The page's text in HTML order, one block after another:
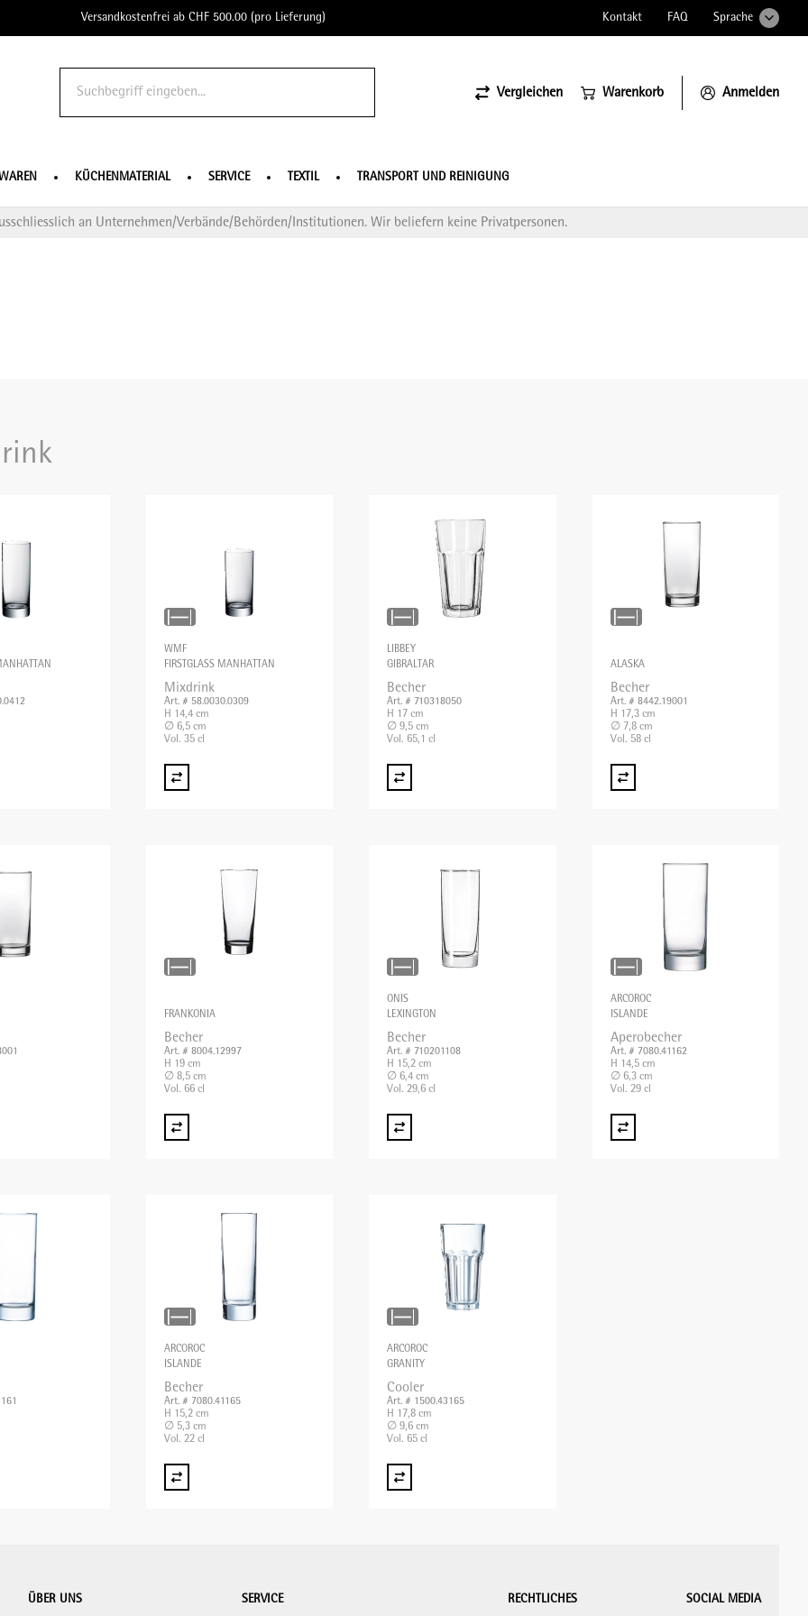
Versandkostenfrei ab CHF 500.00 (pro Lieferung) Kontakt FAQ Sprache
Vergleichen Warenkorb Anmelden
KÜCHENMATERIAL SERVICE TEXTIL TRANSPORT UND REINIGUNG
an Unternehmen/Verbände/Behörden/Institutionen. Wir beliefern keine Privatpersonen.
WMF
FIRSTGLASS MANHATTAN
Mixdrink
Art. # 58.0030.0309
H 14,4 cm
∅ 6,5 cm
Vol. 35 cl
LIBBEY
GIBRALTAR
Becher
Art. # 710318050
H 17 cm
∅ 9,5 cm
Vol. 65,1 cl
ALASKA
Becher
Art. # 8442.19001
H 17,3 cm
∅ 7,8 cm
Vol. 58 cl
FRANKONIA
Becher
Art. # 8004.12997
H 19 cm
∅ 8,5 cm
Vol. 66 cl
ONIS
LEXINGTON
Becher
Art. # 710201108
H 15,2 cm
∅ 6,4 cm
Vol. 29,6 cl
ARCOROC
ISLANDE
Aperobecher
Art. # 7080.41162
H 14,5 cm
∅ 6,3 cm
Vol. 29 cl
ARCOROC
ISLANDE
Becher
Art. # 7080.41165
H 15,2 cm
∅ 5,3 cm
Vol. 22 cl
ARCOROC
GRANITY
Cooler
Art. # 1500.43165
H 17,8 cm
∅ 9,6 cm
Vol. 65 cl
ÜBER UNS SERVICE RECHTLICHES SOCIAL MEDIA